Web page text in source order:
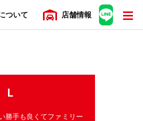
ついて 店舗情報
L
勝手も良くてファミリー